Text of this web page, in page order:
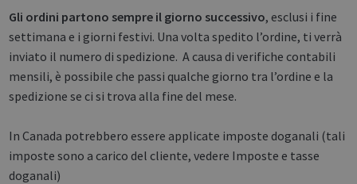
Gli ordini partono sempre il giorno successivo, esclusi i fine
settimana e i giorni festivi. Una volta spedito l’ordine, ti verrà
inviato il numero di spedizione. A causa di verifiche contabili
mensili, è possibile che passi qualche giorno tra l’ordine e la
spedizione se ci si trova alla fine del mese.
In Canada potrebbero essere applicate imposte doganali (tali
imposte sono a carico del cliente, vedere Imposte e tasse
doganali)